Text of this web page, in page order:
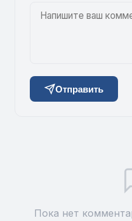
Отправить
Пока нет